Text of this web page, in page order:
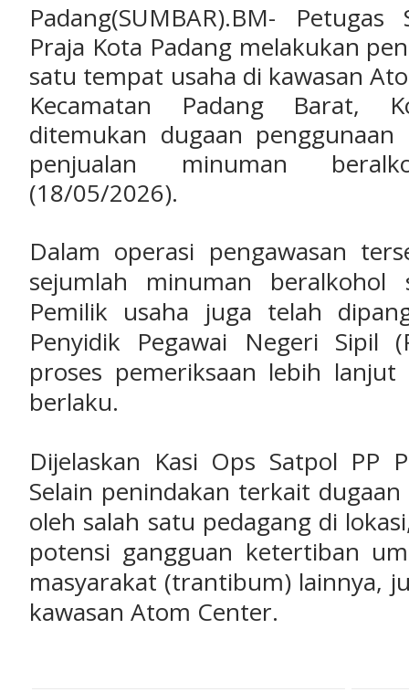
Padang(SUMBAR).BM-
Praja Kota Padang melakukan
satu tempat usaha di kawasan
Kecamatan Padang Barat,
ditemukan dugaan
penjualan minuman
(18/05/2026).
‎Dalam operasi pengawasan
sejumlah minuman beralkohol
Pemilik usaha juga telah
Penyidik Pegawai Negeri Sipil
proses pemeriksaan lebih
berlaku.
‎Dijelaskan Kasi Ops Satpol PP
Selain penindakan terkait
oleh salah satu pedagang di
potensi gangguan ketertiban
masyarakat (trantibum) lainnya,
kawasan Atom Center.